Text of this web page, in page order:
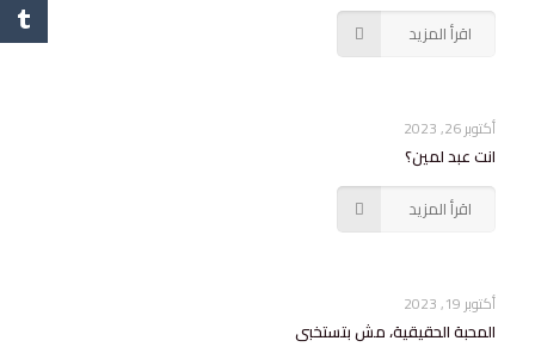
اقرأ المزيد
أكتوبر 26, 2023
انت عبد لمين؟
اقرأ المزيد
أكتوبر 19, 2023
المحبة الحقيقية، مش بتستخبى